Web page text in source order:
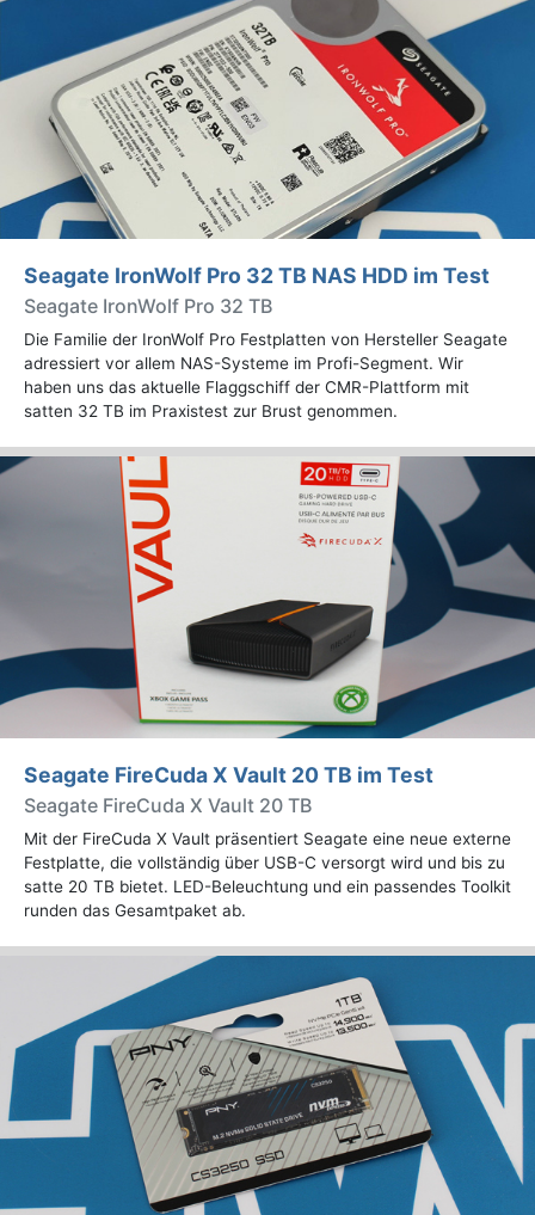
Seagate IronWolf Pro 32 TB NAS HDD im Test
Seagate IronWolf Pro 32 TB
Die Familie der IronWolf Pro Festplatten von Hersteller Seagate
adressiert vor allem NAS-Systeme im Profi-Segment. Wir
haben uns das aktuelle Flaggschiff der CMR-Plattform mit
satten 32 TB im Praxistest zur Brust genommen.
Seagate FireCuda X Vault 20 TB im Test
Seagate FireCuda X Vault 20 TB
Mit der FireCuda X Vault präsentiert Seagate eine neue externe
Festplatte, die vollständig über USB-C versorgt wird und bis zu
satte 20 TB bietet. LED-Beleuchtung und ein passendes Toolkit
runden das Gesamtpaket ab.